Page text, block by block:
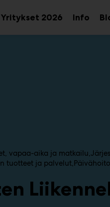
Yritykset 2026Avaa
alavalikko
InfoAvaa
vapaa-aika ja matkailu
tuotteet ja palvelut